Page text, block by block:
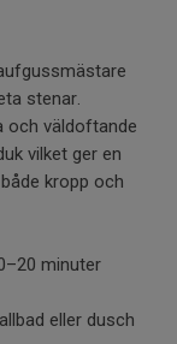
stenar.
och väldoftande
vilket ger en
kropp och
minuter
eller dusch